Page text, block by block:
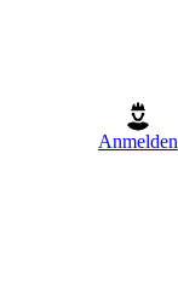
Anmelden